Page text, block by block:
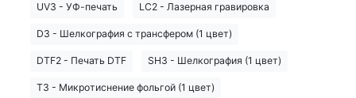
UV3 - УФ-печать LC2 - Лазерная гравировка
D3 - Шелкография с трансфером (1 цвет)
DTF2 - Печать DTF SH3 - Шелкография (1 цвет)
T3 - Микротиснение фольгой (1 цвет)